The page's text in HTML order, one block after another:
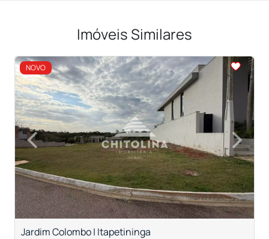
Imóveis Similares
NOVO
<<<<
‹Previous ›
Next
Jardim Colombo | Itapetininga